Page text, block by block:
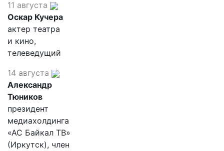
11 августа
Оскар Кучера
актер театра
и кино,
телеведущий
14 августа
Александр
Тюников
президент
медиахолдинга
«АС Байкал ТВ»
(Иркутск), член